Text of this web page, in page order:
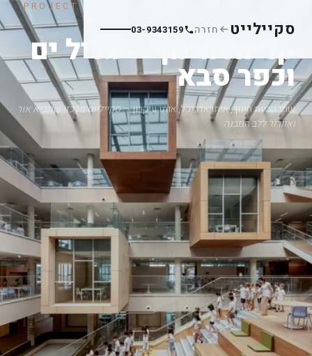
סקיילייט חזרה 03-9343159
PROJECT · EDUCATIONAL COMPLEXES · ERAN
קריות חינוך — גליל ים
וכפר סבא
שתי קריות חינוך, אותו אדריכל, אותו עיקרון —סקיילייט מרכזי שמביא אור
ואוורור ללב המבנה